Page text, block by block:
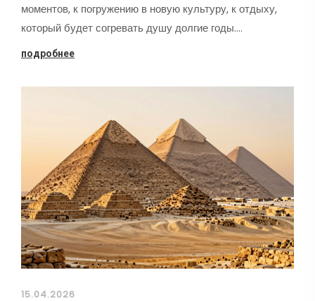
моментов, к погружению в новую культуру, к отдыху,
который будет согревать душу долгие годы.…
подробнее
15.04.2026